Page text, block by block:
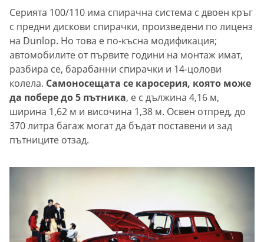
Серията 100/110 има спирачна система с двоен кръг
с предни дискови спирачки, произведени по лиценз
на Dunlop. Но това е по-късна модификация;
автомобилите от първите години на монтаж имат,
разбира се, барабанни спирачки и 14-цолови
колела. Самоносещата се каросерия, която може
да побере до 5 пътника, е с дължина 4,16 м,
ширина 1,62 м и височина 1,38 м. Освен отпред, до
370 литра багаж могат да бъдат поставени и зад
пътниците отзад.